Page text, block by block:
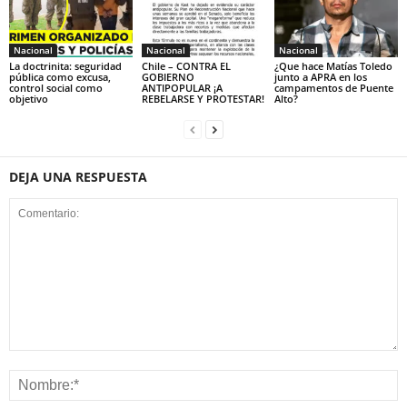
Nacional
La doctrinita: seguridad
pública como excusa,
control social como
objetivo
Nacional
Chile – CONTRA EL
GOBIERNO
ANTIPOPULAR ¡A
REBELARSE Y PROTESTAR!
Nacional
¿Que hace Matías Toledo
junto a APRA en los
campamentos de Puente
Alto?
DEJA UNA RESPUESTA